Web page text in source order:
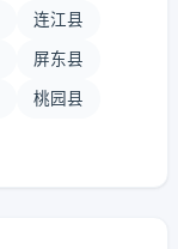
连江县
屏东县
桃园县